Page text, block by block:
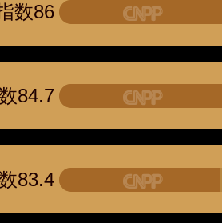
数86
84.7
83.4